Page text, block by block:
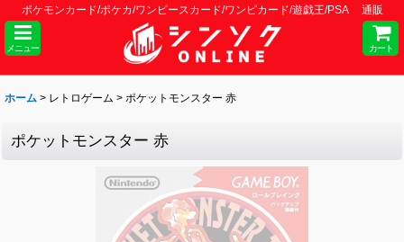
ポケモンカード/ポケカ/ワンピースカード/ワンピカード/遊戯王/PSA 通販
メニュー カート
ホーム > レトロゲーム > ポケットモンスター 赤
ポケットモンスター 赤